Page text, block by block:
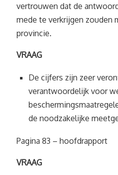
vertrouwen dat de
mede te verkrijgen zouden
provincie.
VRAAG
De cijfers zijn zeer
verantwoordelijk voor
de noodzakelijke
Pagina 83 – hoofdrapport
VRAAG